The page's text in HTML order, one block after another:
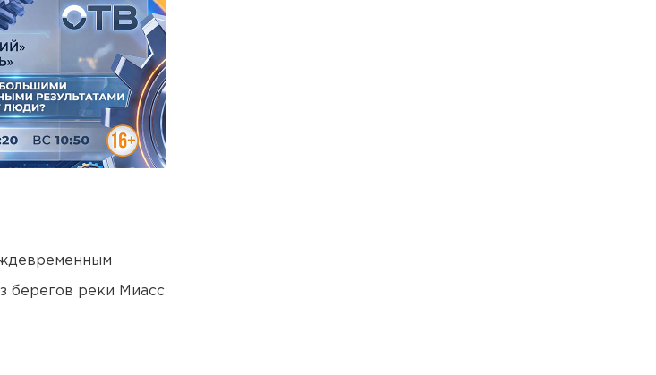
берегов реки Миасс